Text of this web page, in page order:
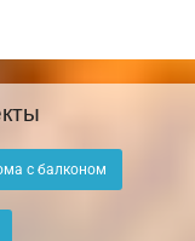
с балконом